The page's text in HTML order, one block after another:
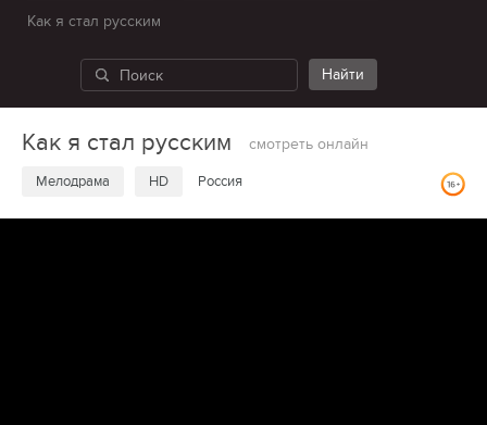
Как я стал русским
Как я стал русским смотреть онлайн
Мелодрама HD Россия